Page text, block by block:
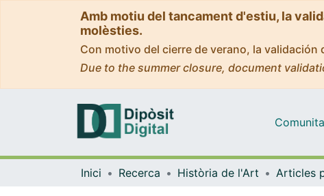
Amb motiu del tancament d'estiu, la
molèsties.
Con motivo del cierre de verano, la
Due to the summer closure, document
Inici Recerca Història de l'Art